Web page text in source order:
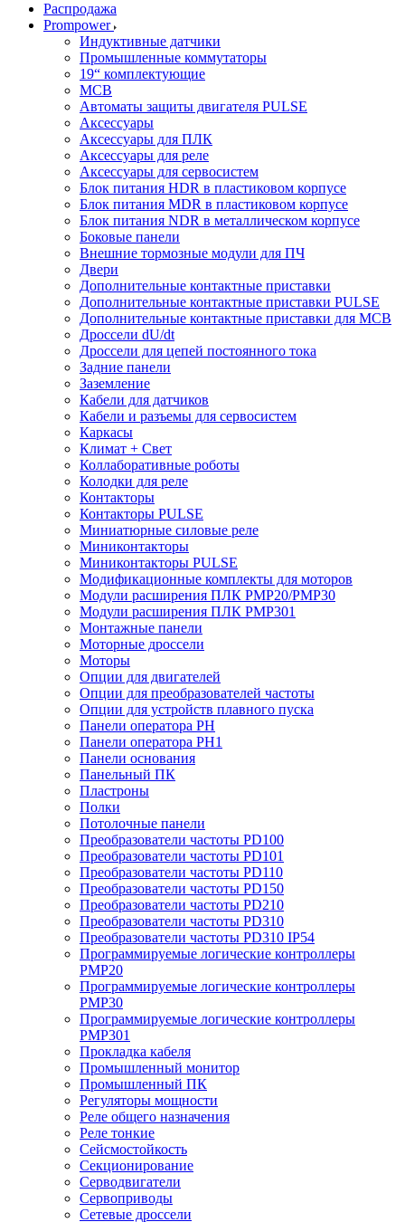
Распродажа
Prompower
Индуктивные датчики
Промышленные коммутаторы
19“ комплектующие
MCB
Автоматы защиты двигателя PULSE
Аксессуары
Аксессуары для ПЛК
Аксессуары для реле
Аксессуары для сервосистем
Блок питания HDR в пластиковом корпусе
Блок питания MDR в пластиковом корпусе
Блок питания NDR в металлическом корпусе
Боковые панели
Внешние тормозные модули для ПЧ
Двери
Дополнительные контактные приставки
Дополнительные контактные приставки PULSE
Дополнительные контактные приставки для MCB
Дроссели dU/dt
Дроссели для цепей постоянного тока
Задние панели
Заземление
Кабели для датчиков
Кабели и разъемы для сервосистем
Каркасы
Климат + Свет
Коллаборативные роботы
Колодки для реле
Контакторы
Контакторы PULSE
Миниатюрные силовые реле
Миниконтакторы
Миниконтакторы PULSE
Модификационные комплекты для моторов
Модули расширения ПЛК PMP20/PMP30
Модули расширения ПЛК PMP301
Монтажные панели
Моторные дроссели
Моторы
Опции для двигателей
Опции для преобразователей частоты
Опции для устройств плавного пуска
Панели оператора PH
Панели оператора PH1
Панели основания
Панельный ПК
Пластроны
Полки
Потолочные панели
Преобразователи частоты PD100
Преобразователи частоты PD101
Преобразователи частоты PD110
Преобразователи частоты PD150
Преобразователи частоты PD210
Преобразователи частоты PD310
Преобразователи частоты PD310 IP54
Программируемые логические контроллеры
PMP20
Программируемые логические контроллеры
PMP30
Программируемые логические контроллеры
PMP301
Прокладка кабеля
Промышленный монитор
Промышленный ПК
Регуляторы мощности
Реле общего назначения
Реле тонкие
Сейсмостойкость
Секционирование
Серводвигатели
Сервоприводы
Сетевые дроссели